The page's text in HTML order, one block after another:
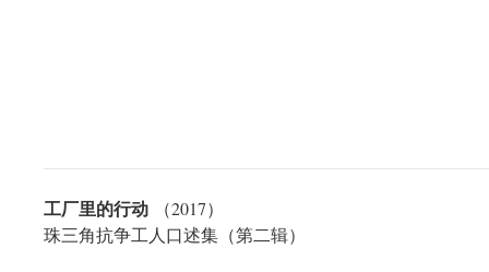
工厂里的行动
（2017）
珠三角抗争工人口述集（第二辑）